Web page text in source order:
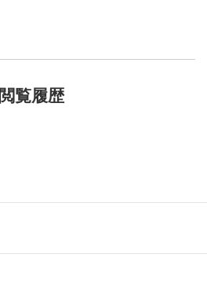
閲覧履歴